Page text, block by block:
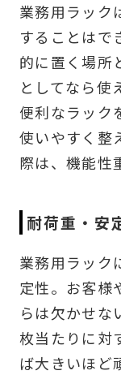
業務用ラック
することはで
的に置く場所
としてなら使
便利なラック
使いやすく整
際は、機能性
耐荷重・安
業務用ラック
定性。お客様
らは欠かせな
枚当たりに対
ば大きいほど